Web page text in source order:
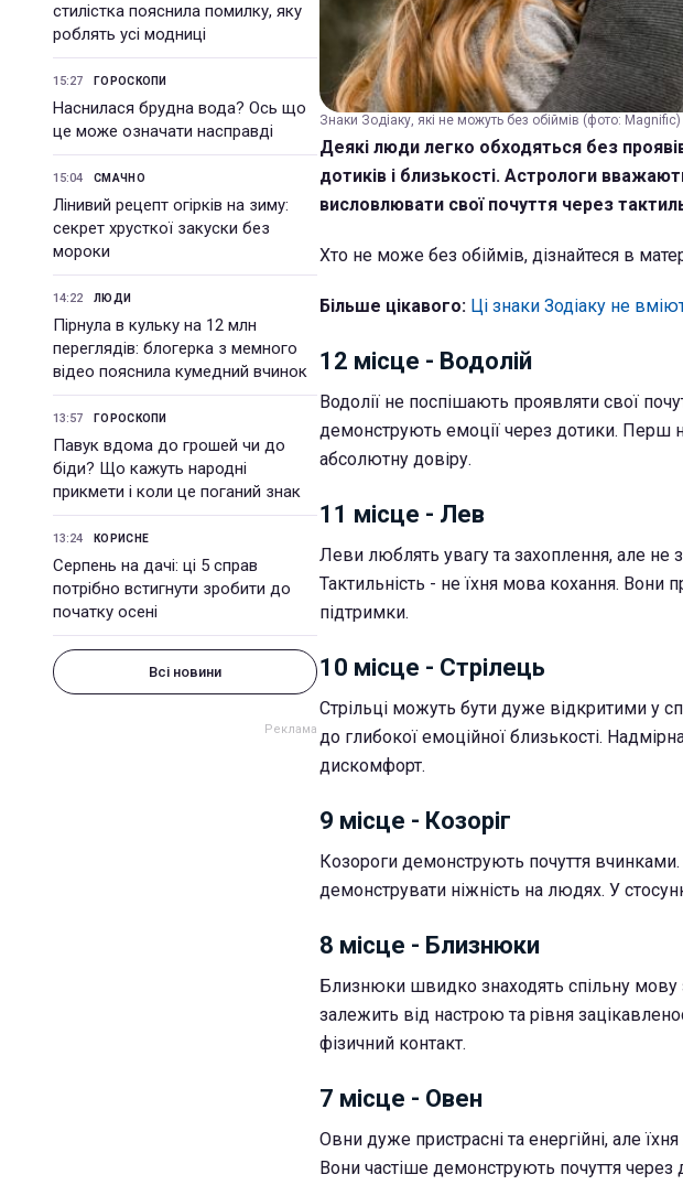
стилістка пояснила помилку, яку
роблять усі модниці
15:27 ГОРОСКОПИ
Наснилася брудна вода? Ось що
це може означати насправді
15:04 СМАЧНО
Лінивий рецепт огірків на зиму:
секрет хрусткої закуски без
мороки
14:22 ЛЮДИ
Пірнула в кульку на 12 млн
переглядів: блогерка з мемного
відео пояснила кумедний вчинок
13:57 ГОРОСКОПИ
Павук вдома до грошей чи до
біди? Що кажуть народні
прикмети і коли це поганий знак
13:24 КОРИСНЕ
Серпень на дачі: ці 5 справ
потрібно встигнути зробити до
початку осені
Всі новини
Знаки Зодіаку, які не можуть без обіймів (фото: Magnific)
Деякі люди легко обходяться без
дотиків і близькості. Астрологи
висловлювати свої почуття через
Хто не може без обіймів, дізнайтеся в
Більше цікавого: Ці знаки Зодіаку не
12 місце - Водолій
Водолії не поспішають проявляти свої
демонструють емоції через дотики. Перш
абсолютну довіру.
11 місце - Лев
Леви люблять увагу та захоплення, але
Тактильність - не їхня мова кохання.
підтримки.
10 місце - Стрілець
Стрільці можуть бути дуже відкритими у
до глибокої емоційної близькості.
дискомфорт.
9 місце - Козоріг
Козороги демонструють почуття
демонструвати ніжність на людях. У
8 місце - Близнюки
Близнюки швидко знаходять спільну мову
залежить від настрою та рівня
фізичний контакт.
7 місце - Овен
Овни дуже пристрасні та енергійні, але
Вони частіше демонструють почуття через